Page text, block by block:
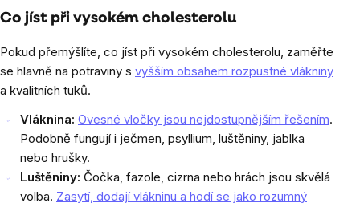
Co jíst při vysokém cholesterolu
Pokud přemýšlíte, co jíst při vysokém cholesterolu, zaměřte
se hlavně na potraviny s vyšším obsahem rozpustné vlákniny
a kvalitních tuků.
Vláknina: Ovesné vločky jsou nejdostupnějším řešením.
Podobně fungují i ječmen, psyllium, luštěniny, jablka
nebo hrušky.
Luštěniny: Čočka, fazole, cizrna nebo hrách jsou skvělá
volba. Zasytí, dodají vlákninu a hodí se jako rozumný